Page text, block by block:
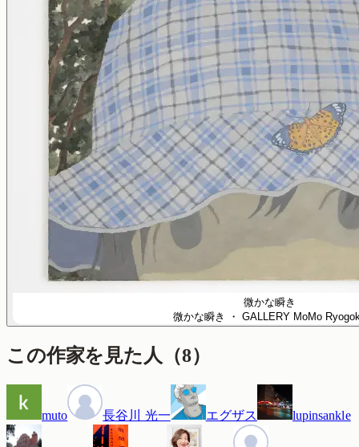
微かな瞬き
微かな瞬き
・ GALLERY MoMo
この作家を見た人 （8）
muto 長谷川 光一 エグザス lupinsankle